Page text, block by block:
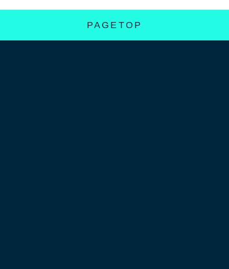
PAGETOP